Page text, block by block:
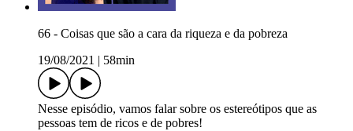
66 - Coisas que são a cara da riqueza e da pobreza
19/08/2021
58min
Nesse episódio, vamos falar sobre os estereótipos que as
pessoas tem de ricos e de pobres!